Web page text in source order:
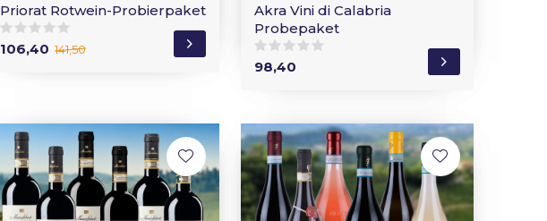
Priorat Rotwein-Probierpaket
106,40 141,50
Akra Vini di Calabria
Probepaket
98,40